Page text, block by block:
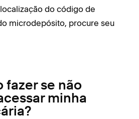
do código de
microdepósito, procure seu
fazer se não
minha